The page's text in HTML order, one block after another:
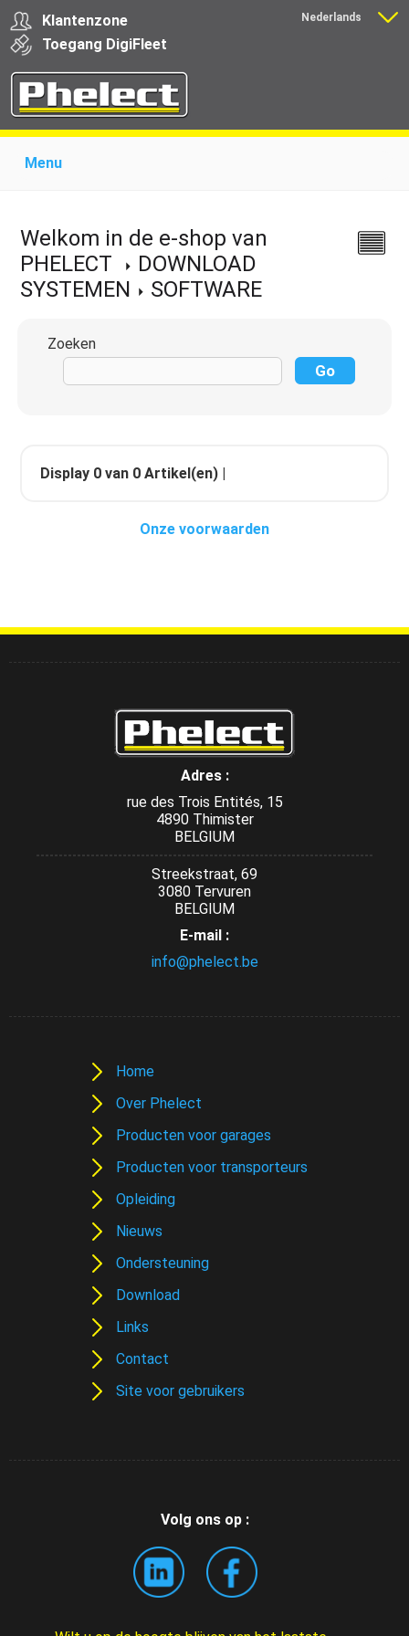
Klantenzone
Toegang DigiFleet
Nederlands
Menu
Producten voor transporteurs
Opleiding
Nieuws
Ondersteuning
Download Contact
Welkom in de e-shop van
PHELECT
DOWNLOAD
SYSTEMEN
SOFTWARE
Zoeken
Display 0 van 0 Artikel(en) |
Onze voorwaarden
Adres :
rue des Trois Entités, 15
4890 Thimister
BELGIUM
Streekstraat, 69
3080 Tervuren
BELGIUM
E-mail :
info@phelect.be
Home
Over Phelect
Producten voor garages
Producten voor transporteurs
Opleiding
Nieuws
Ondersteuning
Download
Links
Contact
Site voor gebruikers
Volg ons op :